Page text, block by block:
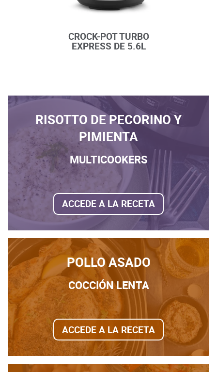
CROCK-POT TURBO
EXPRESS DE 5.6L
RISOTTO DE PECORINO Y
PIMIENTA
MULTICOOKERS
ACCEDE A LA RECETA
POLLO ASADO
COCCIÓN LENTA
ACCEDE A LA RECETA